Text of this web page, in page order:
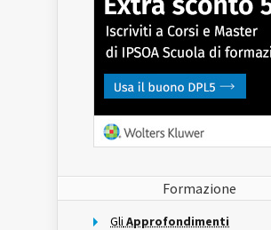
Formazione
Gli Approfondimenti